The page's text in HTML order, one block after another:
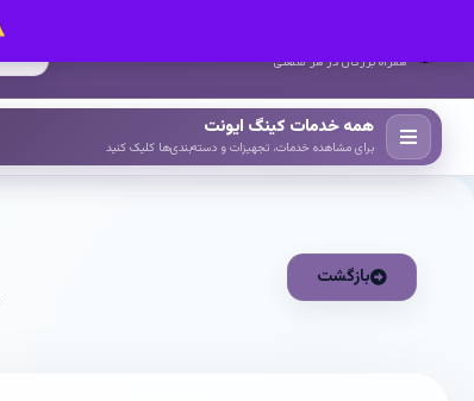
همراه بزرگان در هر صنعتی
همه خدمات کینگ ایونت
برای مشاهده خدمات، تجهیزات و دسته‌بندی‌ها کلیک کنید
بازگشت